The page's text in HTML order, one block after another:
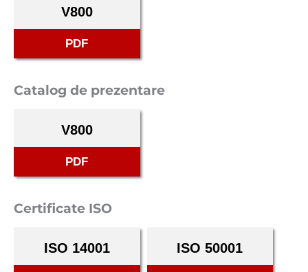
V800
PDF
Catalog de prezentare
V800
PDF
Certificate ISO
ISO 14001 ISO 50001